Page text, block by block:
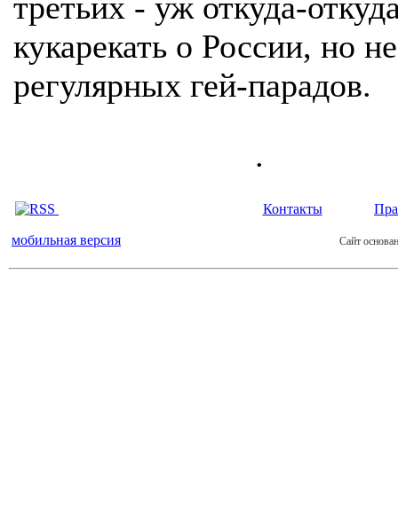
кукарекать о России, но
регулярных гей-парадов.
.
Контакты
мобильная версия Сайт